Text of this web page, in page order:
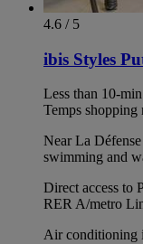
4.6 / 5
ibis Styles
Less than 10-
Temps shopping
Near La
swimming and
Direct access to
RER A/metro
Air conditioning